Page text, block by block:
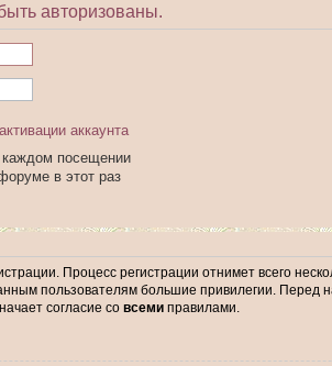
авторизованы.
аккаунта
каждом посещении
в этот раз
Процесс регистрации отнимет всего
пользователям большие привилегии. Перед
согласие со всеми правилами.